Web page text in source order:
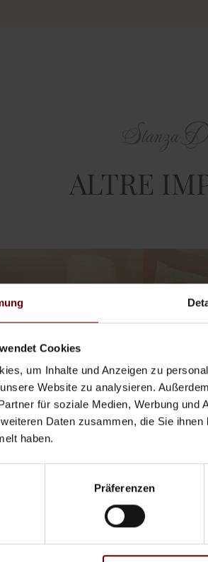
Cookies
um Inhalte und Anzeigen zu
Website zu analysieren.
für soziale Medien, Werbung
Daten zusammen, die Sie
haben.
Präferenzen
ALTRE